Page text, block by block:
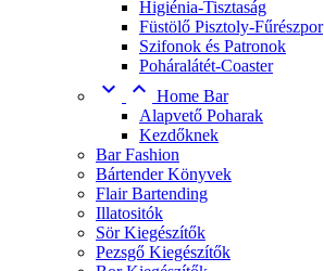
Higiénia-Tisztaság
Füstölő Pisztoly-Fűrészpor
Szifonok és Patronok
Poháralátét-Coaster
  Home Bar
Alapvető Poharak
Kezdőknek
Bar Fashion
Bártender Könyvek
Flair Bartending
Illatositók
Sör Kiegészítők
Pezsgő Kiegészítők